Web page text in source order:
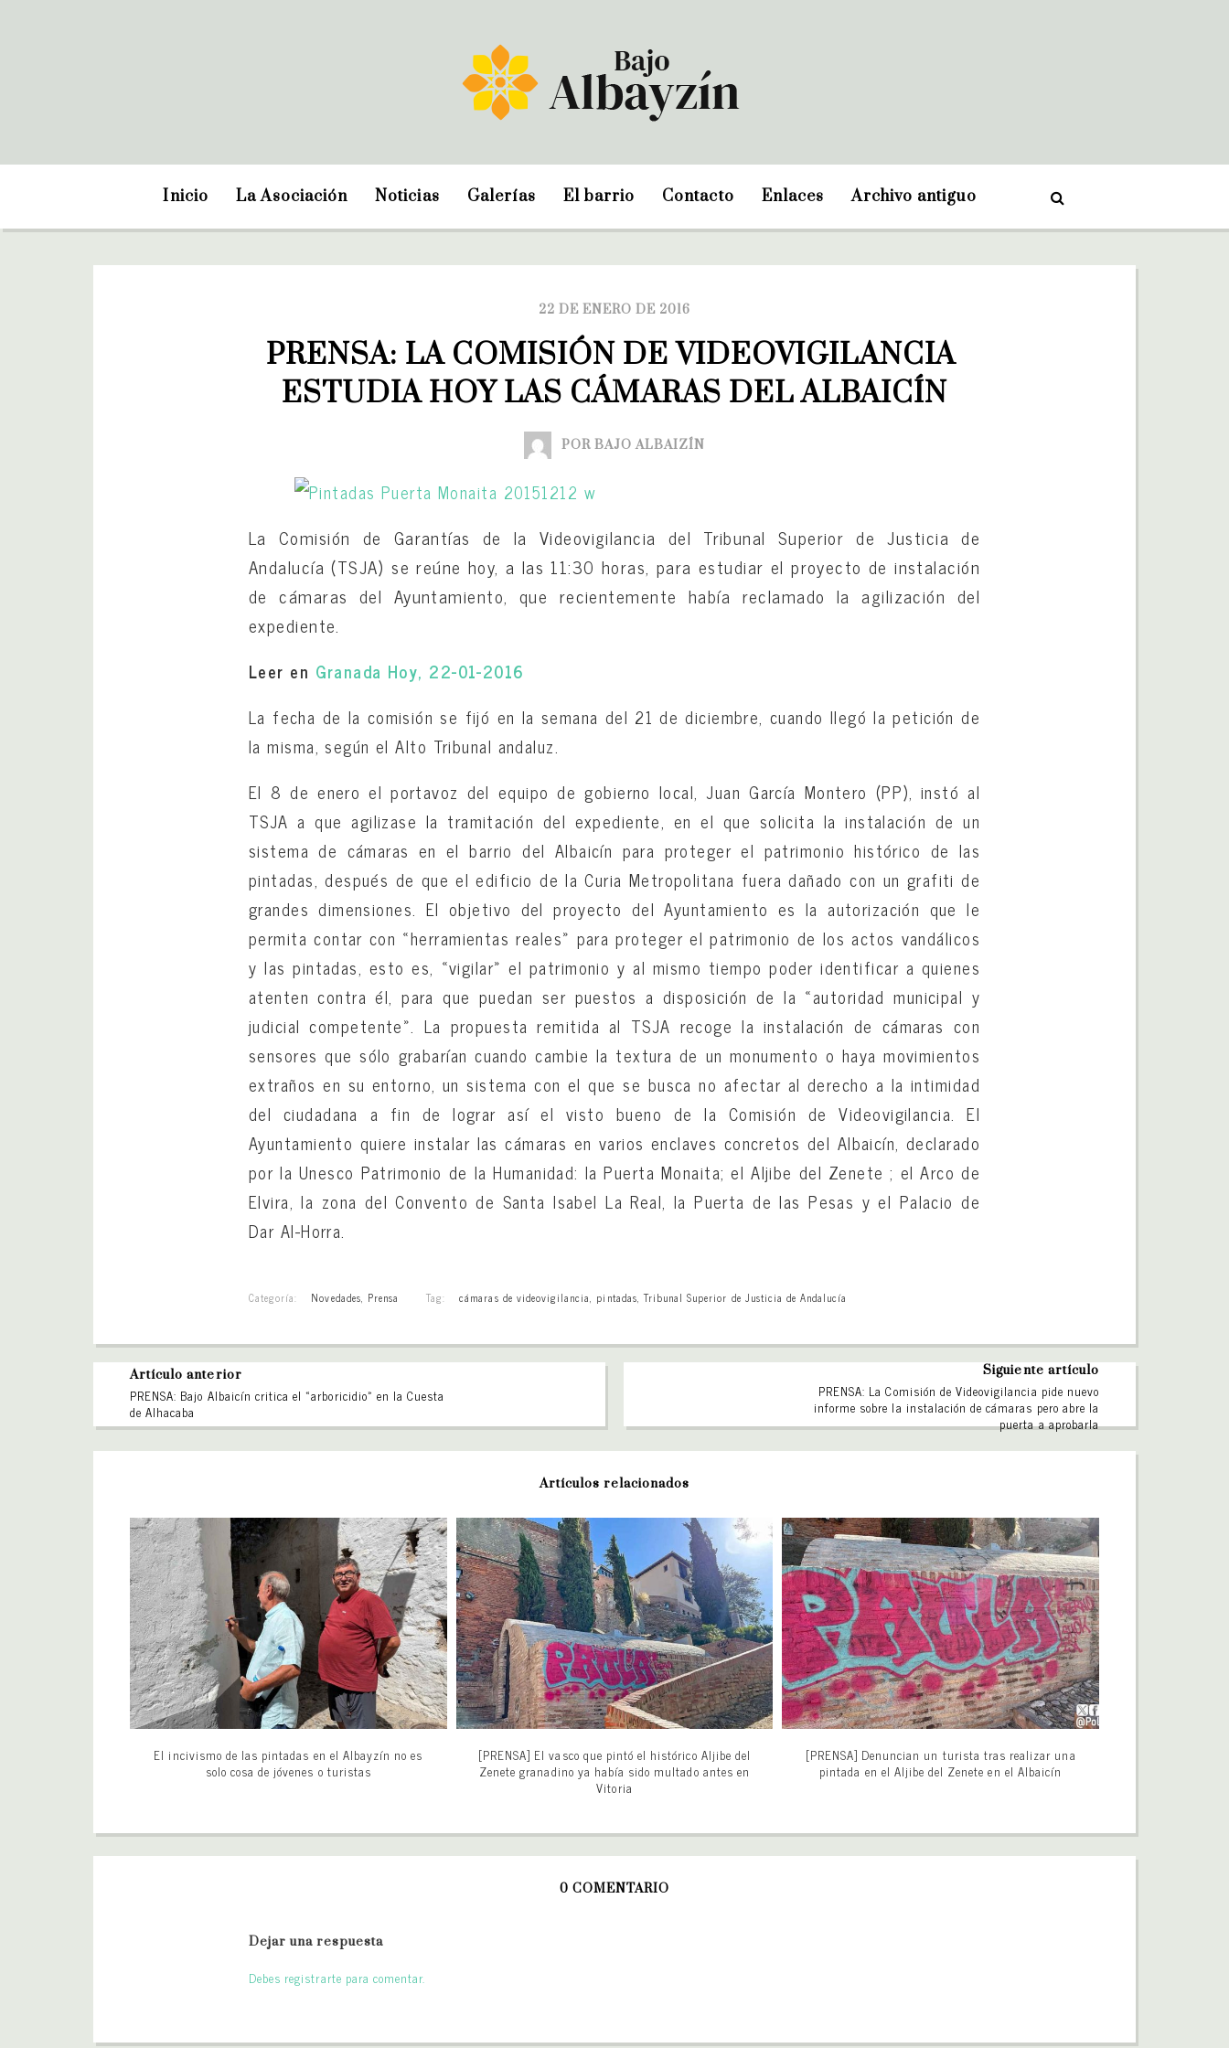
Inicio La Asociación Noticias Galerías El barrio Contacto Enlaces Archivo antiguo
22 DE ENERO DE 2016
PRENSA: LA COMISIÓN DE VIDEOVIGILANCIA
ESTUDIA HOY LAS CÁMARAS DEL ALBAICÍN
POR BAJO ALBAIZÍN
La Comisión de Garantías de la Videovigilancia del Tribunal Superior de Justicia de
Andalucía (TSJA) se reúne hoy, a las 11:30 horas, para estudiar el proyecto de instalación
de cámaras del Ayuntamiento, que recientemente había reclamado la agilización del
expediente.
Leer en Granada Hoy, 22-01-2016
La fecha de la comisión se fijó en la semana del 21 de diciembre, cuando llegó la petición de
la misma, según el Alto Tribunal andaluz.
El 8 de enero el portavoz del equipo de gobierno local, Juan García Montero (PP), instó al
TSJA a que agilizase la tramitación del expediente, en el que solicita la instalación de un
sistema de cámaras en el barrio del Albaicín para proteger el patrimonio histórico de las
pintadas, después de que el edificio de la Curia Metropolitana fuera dañado con un grafiti de
grandes dimensiones. El objetivo del proyecto del Ayuntamiento es la autorización que le
permita contar con «herramientas reales» para proteger el patrimonio de los actos vandálicos
y las pintadas, esto es, «vigilar» el patrimonio y al mismo tiempo poder identificar a quienes
atenten contra él, para que puedan ser puestos a disposición de la «autoridad municipal y
judicial competente». La propuesta remitida al TSJA recoge la instalación de cámaras con
sensores que sólo grabarían cuando cambie la textura de un monumento o haya movimientos
extraños en su entorno, un sistema con el que se busca no afectar al derecho a la intimidad
del ciudadana a fin de lograr así el visto bueno de la Comisión de Videovigilancia. El
Ayuntamiento quiere instalar las cámaras en varios enclaves concretos del Albaicín, declarado
por la Unesco Patrimonio de la Humanidad: la Puerta Monaita; el Aljibe del Zenete ; el Arco de
Elvira, la zona del Convento de Santa Isabel La Real, la Puerta de las Pesas y el Palacio de
Dar Al-Horra.
Categoría: Novedades, Prensa Tag: cámaras de videovigilancia, pintadas,Tribunal Superior de Justicia de Andalucía
Artículo anterior
PRENSA: Bajo Albaicín critica el «arboricidio» en la Cuesta
de Alhacaba
Siguiente artículo
PRENSA: La Comisión de Videovigilancia pide nuevo
informe sobre la instalación de cámaras pero abre la
puerta a aprobarla
Artículos relacionados
El incivismo de las pintadas en el Albayzín no es
solo cosa de jóvenes o turistas
[PRENSA] El vasco que pintó el histórico Aljibe del
Zenete granadino ya había sido multado antes en
Vitoria
[PRENSA] Denuncian un turista tras realizar una
pintada en el Aljibe del Zenete en el Albaicín
0 COMENTARIO
Dejar una respuesta
Debes registrarte para comentar.